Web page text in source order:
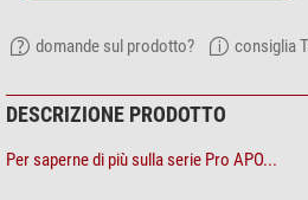
domande sul prodotto? consiglia
DESCRIZIONE PRODOTTO
Per saperne di più sulla serie Pro APO...